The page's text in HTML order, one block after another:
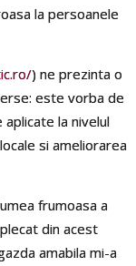
la persoanele
) ne prezinta o
este vorba de
la nivelul
si ameliorarea
frumoasa a
din acest
amabila mi-a